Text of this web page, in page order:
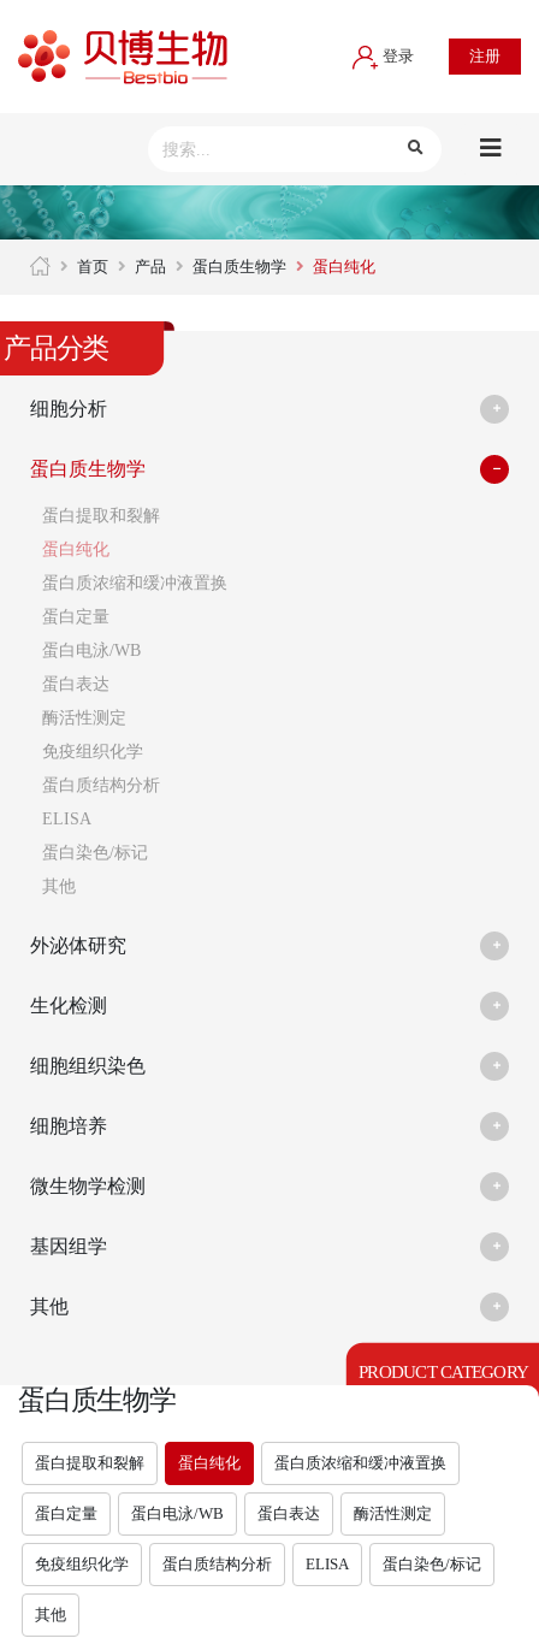
登录 注册
首页 产品 蛋白质生物学 蛋白纯化
产品分类
细胞分析
蛋白质生物学
蛋白提取和裂解
蛋白纯化
蛋白质浓缩和缓冲液置换
蛋白定量
蛋白电泳/WB
蛋白表达
酶活性测定
免疫组织化学
蛋白质结构分析
ELISA
蛋白染色/标记
其他
外泌体研究
生化检测
细胞组织染色
细胞培养
微生物学检测
基因组学
其他
PRODUCT CATEGORY
蛋白质生物学
蛋白提取和裂解 蛋白纯化 蛋白质浓缩和缓冲液置换
蛋白定量 蛋白电泳/WB 蛋白表达 酶活性测定
免疫组织化学 蛋白质结构分析 ELISA 蛋白染色/标记
其他